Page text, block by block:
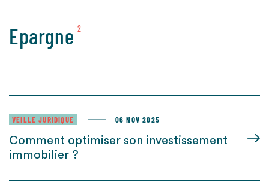
Epargne 2
VEILLE JURIDIQUE 06 NOV 2025
Comment optimiser son investissement
immobilier ?